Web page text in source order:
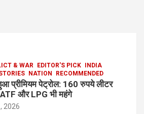
& WAR EDITOR'S PICK
INDIA
NATION RECOMMENDED
प्रीमियम पेट्रोल: 160 रुपये लीटर
ATF और LPG भी महंगे
2026